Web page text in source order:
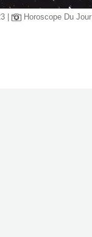
| Horoscope Du Jour